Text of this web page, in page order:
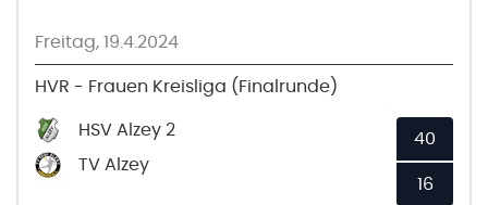
Freitag, 19.4.2024
HVR - Frauen Kreisliga (Finalrunde)
HSV Alzey 2
TV Alzey
40
16